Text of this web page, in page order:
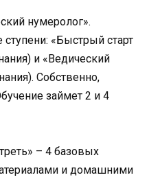
нумеролог».
«Быстрый старт
и «Ведический
Собственно,
займет 2 и 4
– 4 базовых
и домашними